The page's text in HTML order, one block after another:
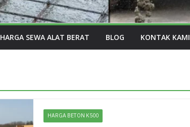
HARGA SEWA ALAT BERAT BLOG KONTAK KAMI
HARGA BETON K500